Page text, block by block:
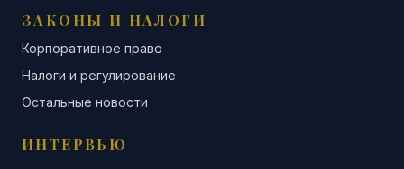
ЗАКОНЫ И НАЛОГИ
Корпоративное право
Налоги и регулирование
Остальные новости
ИНТЕРВЬЮ